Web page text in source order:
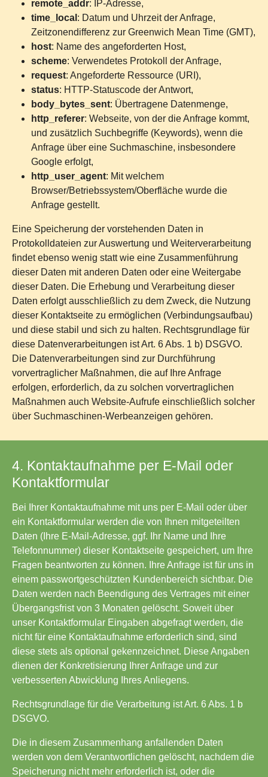
remote_addr: IP-Adresse,
time_local : Datum und Uhrzeit der Anfrage,
Zeitzonendifferenz zur Greenwich Mean Time (GMT),
host: Name des angeforderten Host,
scheme: Verwendetes Protokoll der Anfrage,
request: Angeforderte Ressource (URI),
status: HTTP-Statuscode der Antwort,
body_bytes_sent: Übertragene Datenmenge,
http_referer: Webseite, von der die Anfrage kommt,
und zusätzlich Suchbegriffe (Keywords), wenn die
Anfrage über eine Suchmaschine, insbesondere
Google erfolgt,
http_user_agent: Mit welchem
Browser/Betriebssystem/Oberfläche wurde die
Anfrage gestellt.
Eine Speicherung der vorstehenden Daten in
Protokolldateien zur Auswertung und Weiterverarbeitung
findet ebenso wenig statt wie eine Zusammenführung
dieser Daten mit anderen Daten oder eine Weitergabe
dieser Daten. Die Erhebung und Verarbeitung dieser
Daten erfolgt ausschließlich zu dem Zweck, die Nutzung
dieser Kontaktseite zu ermöglichen (Verbindungsaufbau)
und diese stabil und sich zu halten. Rechtsgrundlage für
diese Datenverarbeitungen ist Art. 6 Abs. 1 b) DSGVO.
Die Datenverarbeitungen sind zur Durchführung
vorvertraglicher Maßnahmen, die auf Ihre Anfrage
erfolgen, erforderlich, da zu solchen vorvertraglichen
Maßnahmen auch Website-Aufrufe einschließlich solcher
über Suchmaschinen-Werbeanzeigen gehören.
4. Kontaktaufnahme per E-Mail oder
Kontaktformular
Bei Ihrer Kontaktaufnahme mit uns per E-Mail oder über
ein Kontaktformular werden die von Ihnen mitgeteilten
Daten (Ihre E-Mail-Adresse, ggf. Ihr Name und Ihre
Telefonnummer) dieser Kontaktseite gespeichert, um Ihre
Fragen beantworten zu können. Ihre Anfrage ist für uns in
einem passwortgeschützten Kundenbereich sichtbar. Die
Daten werden nach Beendigung des Vertrages mit einer
Übergangsfrist von 3 Monaten gelöscht. Soweit über
unser Kontaktformular Eingaben abgefragt werden, die
nicht für eine Kontaktaufnahme erforderlich sind, sind
diese stets als optional gekennzeichnet. Diese Angaben
dienen der Konkretisierung Ihrer Anfrage und zur
verbesserten Abwicklung Ihres Anliegens.
Rechtsgrundlage für die Verarbeitung ist Art. 6 Abs. 1 b
DSGVO.
Die in diesem Zusammenhang anfallenden Daten
werden von dem Verantwortlichen gelöscht, nachdem die
Speicherung nicht mehr erforderlich ist, oder die